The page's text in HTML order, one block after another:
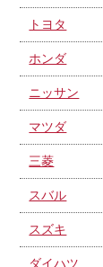
トヨタ
ホンダ
ニッサン
マツダ
三菱
スバル
スズキ
ダイハツ